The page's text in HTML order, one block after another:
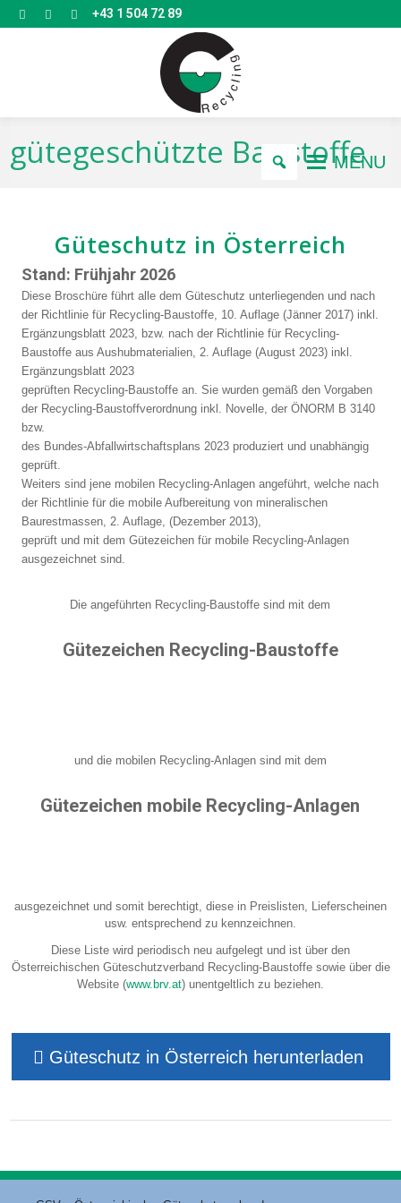
+43 1 504 72 89
MENU
gütegeschützte Baustoffe
Güteschutz in Österreich
Stand: Frühjahr 2026
Diese Broschüre führt alle dem Güteschutz unterliegenden und nach
der Richtlinie für Recycling-Baustoffe, 10. Auflage (Jänner 2017) inkl.
Ergänzungsblatt 2023, bzw. nach der Richtlinie für Recycling-
Baustoffe aus Aushubmaterialien, 2. Auflage (August 2023) inkl.
Ergänzungsblatt 2023
geprüften Recycling-Baustoffe an. Sie wurden gemäß den Vorgaben
der Recycling-Baustoffverordnung inkl. Novelle, der ÖNORM B 3140
bzw.
des Bundes-Abfallwirtschaftsplans 2023 produziert und unabhängig
geprüft.
Weiters sind jene mobilen Recycling-Anlagen angeführt, welche nach
der Richtlinie für die mobile Aufbereitung von mineralischen
Baurestmassen, 2. Auflage, (Dezember 2013),
geprüft und mit dem Gütezeichen für mobile Recycling-Anlagen
ausgezeichnet sind.
Die angeführten Recycling-Baustoffe sind mit dem
Gütezeichen Recycling-Baustoffe
und die mobilen Recycling-Anlagen sind mit dem
Gütezeichen mobile Recycling-Anlagen
ausgezeichnet und somit berechtigt, diese in Preislisten, Lieferscheinen
usw. entsprechend zu kennzeichnen.
Diese Liste wird periodisch neu aufgelegt und ist über den
Österreichischen Güteschutzverband Recycling-Baustoffe sowie über die
Website (www.brv.at) unentgeltlich zu beziehen.
Güteschutz in Österreich herunterladen